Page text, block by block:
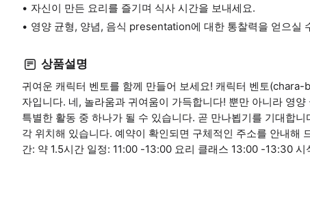
자신이 만든 요리를 즐기며 식사 시간을 보내세요.
영양 균형, 양념, 음식 presentation에 대한 통찰력을 얻으실
상품설명
귀여운 캐릭터 벤토를 함께 만들어 보세요! 캐릭터 벤토
자입니다. 네, 놀라움과 귀여움이 가득합니다! 뿐만 아니라 영
특별한 활동 중 하나가 될 수 있습니다. 곧 만나뵙기를 기대합
각 위치해 있습니다. 예약이 확인되면 구체적인 주소를 안내해
간: 약 1.5시간 일정: 11:00 -13:00 요리 클래스 13:00 -13:30 시